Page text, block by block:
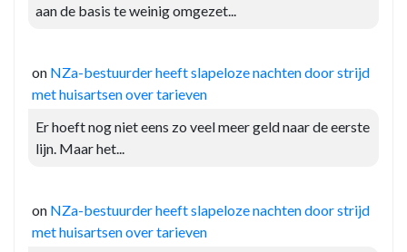
aan de basis te weinig omgezet...
on NZa-bestuurder heeft slapeloze nachten door strijd
met huisartsen over tarieven
Er hoeft nog niet eens zo veel meer geld naar de eerste
lijn. Maar het...
on NZa-bestuurder heeft slapeloze nachten door strijd
met huisartsen over tarieven